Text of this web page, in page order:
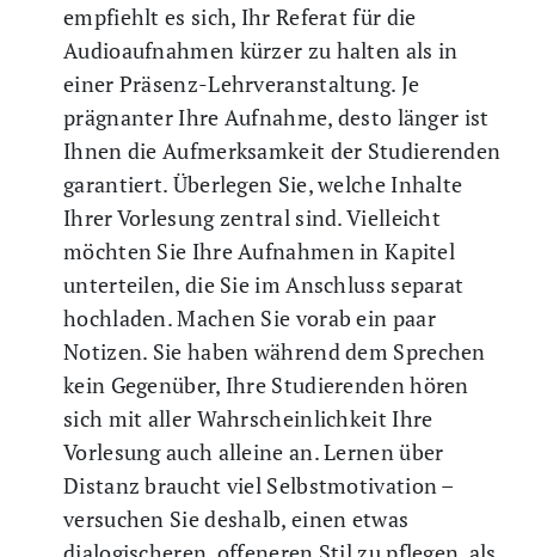
empfiehlt es sich, Ihr Referat für die
Audioaufnahmen kürzer zu halten als in
einer Präsenz-Lehrveranstaltung. Je
prägnanter Ihre Aufnahme, desto länger ist
Ihnen die Aufmerksamkeit der Studierenden
garantiert. Überlegen Sie, welche Inhalte
Ihrer Vorlesung zentral sind. Vielleicht
möchten Sie Ihre Aufnahmen in Kapitel
unterteilen, die Sie im Anschluss separat
hochladen. Machen Sie vorab ein paar
Notizen. Sie haben während dem Sprechen
kein Gegenüber, Ihre Studierenden hören
sich mit aller Wahrscheinlichkeit Ihre
Vorlesung auch alleine an. Lernen über
Distanz braucht viel Selbstmotivation –
versuchen Sie deshalb, einen etwas